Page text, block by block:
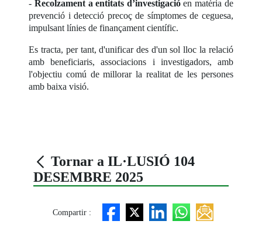
- Recolzament a entitats d’investigacióen matèria de
prevenció i detecció precoç de símptomes de ceguesa,
impulsant línies de finançament científic.
Es tracta, per tant, d'unificar des d'un sol lloc la relació
amb beneficiaris, associacions i investigadors, amb
l'objectiu comú de millorar la realitat de les persones
amb baixa visió.
Tornar a IL·LUSIÓ 104
DESEMBRE 2025
Compartir :